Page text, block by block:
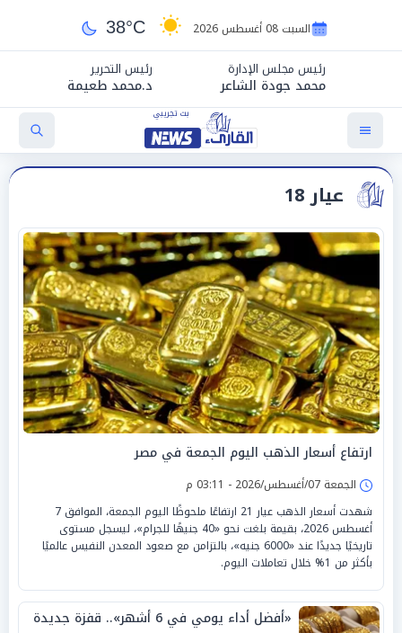
السبت 08 أغسطس 2026 38°C
رئيس مجلس الإدارة
محمد جودة الشاعر
رئيس التحرير
د.محمد طعيمة
عيار 18
ارتفاع أسعار الذهب اليوم الجمعة في مصر
الجمعة 07/أغسطس/2026 - 03:11 م
شهدت أسعار الذهب عيار 21 ارتفاعًا ملحوظًا اليوم الجمعة، الموافق 7
أغسطس 2026، بقيمة بلغت نحو «40 جنيهًا للجرام»، ليسجل مستوى
تاريخيًا جديدًا عند «6000 جنيه»، بالتزامن مع صعود المعدن النفيس عالميًا
بأكثر من 1% خلال تعاملات اليوم.
«أفضل أداء يومي في 6 أشهر».. قفزة جديدة